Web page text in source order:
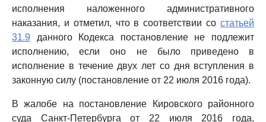
исполнения наложенного административного
наказания, и отметил, что в соответствии со статьей
31.9 данного Кодекса постановление не подлежит
исполнению, если оно не было приведено в
исполнение в течение двух лет со дня вступления в
законную силу (постановление от 22 июля 2016 года).
В жалобе на постановление Кировского районного
суда Санкт-Петербурга от 22 июля 2016 года,